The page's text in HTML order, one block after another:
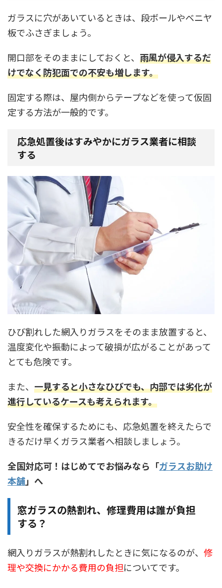
ガラスに穴があいているときは、段ボールやベニヤ
板でふさぎましょう。
開口部をそのままにしておくと、 雨風が侵入するだ
けでなく防犯面での不安も増します。
固定する際は、屋内側からテープなどを使って仮固
定する方法が一般的です。
応急処置後はすみやかにガラス業者に相談
する
ひび割れした網入りガラスをそのまま放置すると、
温度変化や振動によって破損が広がることがあって
とても危険です。
また、 一見すると小さなひびでも、内部では劣化が
進行しているケースも考えられます。
安全性を確保するためにも、応急処置を終えたらで
きるだけ早くガラス業者へ相談しましょう。
全国対応可！はじめてでお悩みなら「ガラスお助け
本舗」へ
窓ガラスの熱割れ、修理費用は誰が負担
する？
網入りガラスが熱割れしたときに気になるのが、 修
理や交換にかかる費用の負担についてです。